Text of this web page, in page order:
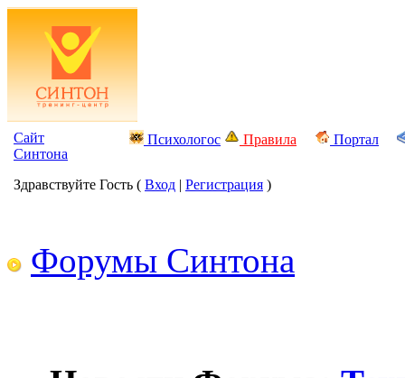
Сайт
Синтона
Психологос Правила Портал
Здравствуйте Гость ( Вход | Регистрация )
Форумы Синтона